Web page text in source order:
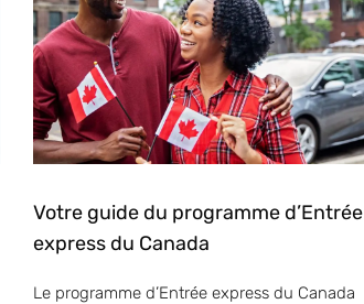
Votre guide du programme d’Entrée
express du Canada
Le programme d’Entrée express du Canada